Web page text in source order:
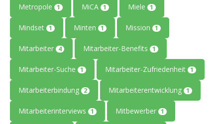
Metropole 1 MiCA 1 Miele 1
Mindset 1 Minten 1 Mission 1
Mitarbeiter 4 Mitarbeiter-Benefits 1
Mitarbeiter-Suche 1 Mitarbeiter-Zufriedenheit 1
Mitarbeiterbindung 2 Mitarbeiterentwicklung 1
Mitarbeiterinterviews 1 Mitbewerber 1